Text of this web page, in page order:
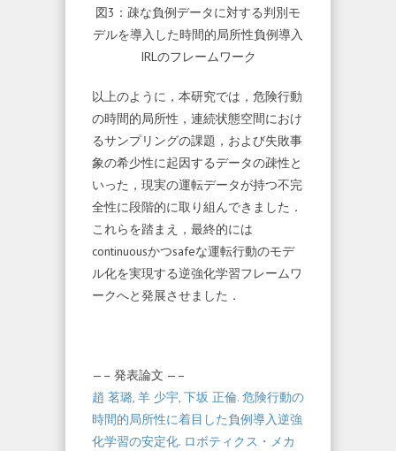
図3：疎な負例データに対する判別モ
デルを導入した時間的局所性負例導入
IRLのフレームワーク
以上のように，本研究では，危険行動
の時間的局所性，連続状態空間におけ
るサンプリングの課題，および失敗事
象の希少性に起因するデータの疎性と
いった，現実の運転データが持つ不完
全性に段階的に取り組んできました．
これらを踏まえ，最終的には
continuousかつsafeな運転行動のモデ
ル化を実現する逆強化学習フレームワ
ークへと発展させました．
—– 発表論文 —–
趙 茗璐, 羊 少宇, 下坂 正倫. 危険行動の
時間的局所性に着目した負例導入逆強
化学習の安定化. ロボティクス・メカ